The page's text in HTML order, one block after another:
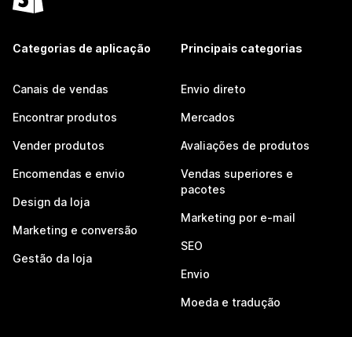
Categorias de aplicação
Canais de vendas
Encontrar produtos
Vender produtos
Encomendas e envio
Design da loja
Marketing e conversão
Gestão da loja
Principais categorias
Envio direto
Mercados
Avaliações de produtos
Vendas superiores e
pacotes
Marketing por e-mail
SEO
Envio
Moeda e tradução